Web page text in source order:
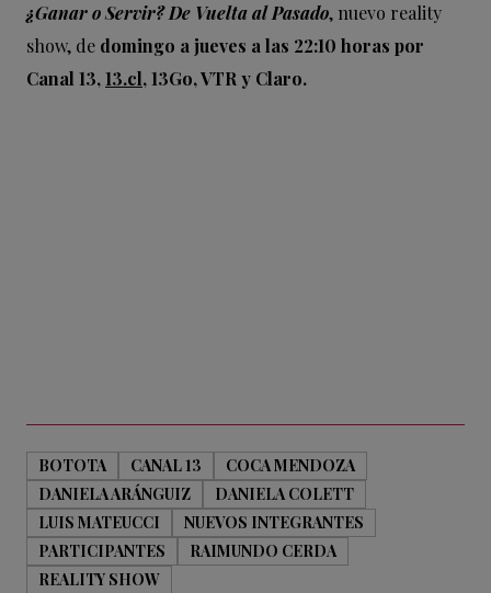
¿GanaroServir? De Vuelta al Pasado, nuevo reality
show, de domingo a jueves a las 22:10 horas por
Canal 13,13.cl, 13Go, VTR y Claro.
BOTOTA CANAL 13
COCA MENDOZA
DANIELA ARÁNGUIZ
DANIELA COLETT
LUIS MATEUCCI
NUEVOS INTEGRANTES
PARTICIPANTES
RAIMUNDO CERDA
REALITY SHOW